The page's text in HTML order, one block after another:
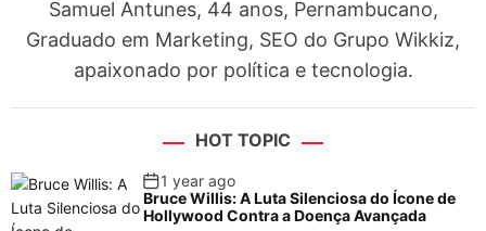
Samuel Antunes, 44 anos, Pernambucano,
Graduado em Marketing, SEO do Grupo Wikkiz,
apaixonado por política e tecnologia.
HOT TOPIC
1 year ago
Bruce Willis: A Luta Silenciosa do Ícone de
Hollywood Contra a Doença Avançada